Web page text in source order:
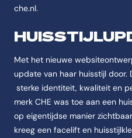
che.nl.
Met het nieuwe
update van haar huisstijl door.
sterke identiteit, kwaliteit en
merk CHE was toe aan een
op eigentijdse manier
kreeg een facelift en